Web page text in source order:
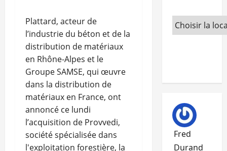
Plattard, acteur de
l’industrie du béton et de la
distribution de matériaux
en Rhône-Alpes et le
Groupe SAMSE, qui œuvre
dans la distribution de
matériaux en France, ont
annoncé ce lundi
l’acquisition de Provvedi,
société spécialisée dans
l'exploitation forestière, la
Fred
Durand